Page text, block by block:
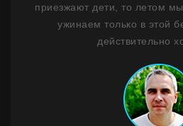
приезжают дети, то летом
ужинаем только в этой
действительно